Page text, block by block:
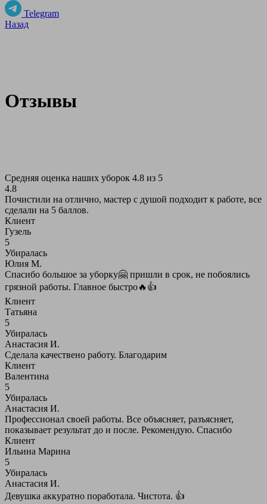
Telegram
Назад
Отзывы
Средняя оценка наших уборок 4.8 из 5
4.8
Почистили на отлично, мастер с душой подходит к работе, все
сделали на 5 баллов.
Клиент
Гузель
5
Убиралась
Юлия М.
Спасибо большое за уборку🤗 пришли в срок, не побоялись
грязной работы. Главное быстро🔥👍
Клиент
Татьяна
5
Убиралась
Анастасия И.
Сделала качествено работу. Благодарим
Клиент
Валентина
5
Убиралась
Анастасия И.
Профессионал своей работы. Все объясняет, разъясняет,
показывает результат до и после. Рекомендую. Спасибо
Клиент
Ильина Марина
5
Убиралась
Анастасия И.
Девушка аккуратно поработала. Чистота. 👍